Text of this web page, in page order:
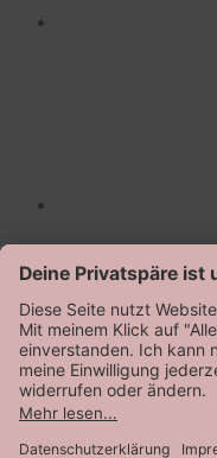
AGB
Datenschutz